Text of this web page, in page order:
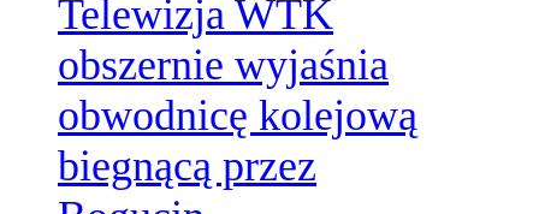
Telewizja WTK
obszernie wyjaśnia
obwodnicę kolejową
biegnącą przez